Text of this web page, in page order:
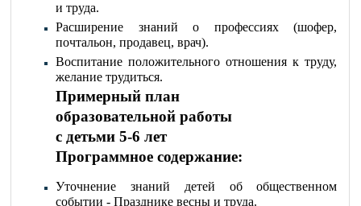
и труда.
Расширение знаний о профессиях (шофер,
почтальон, продавец, врач).
Воспитание положительного отношения к труду,
желание трудиться.
Примерный план
образовательной работы
с детьми 5-6 лет
Программное содержание:
Уточнение знаний детей об общественном
событии - Празднике весны и труда.